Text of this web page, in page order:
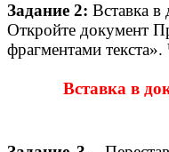
Задание 2: Вставка в
Откройте документ
фрагментами текста».
Вставка в